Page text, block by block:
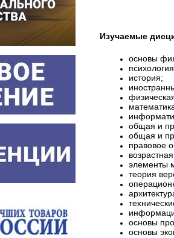
Изучаемые
основы
история;
общая и
общая и
правовое
элементы
теория
основы
основы